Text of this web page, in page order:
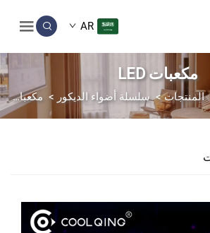
AR
مكعبات LED
المنتجات>سلسلة أضواء الديكور > مكعبات LED